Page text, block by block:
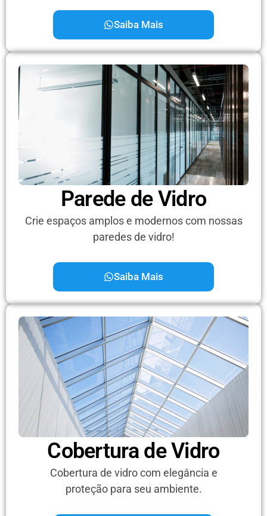
Saiba Mais
Parede de Vidro
Crie espaços amplos e modernos com nossas
paredes de vidro!
Saiba Mais
Cobertura de Vidro
Cobertura de vidro com elegância e
proteção para seu ambiente.